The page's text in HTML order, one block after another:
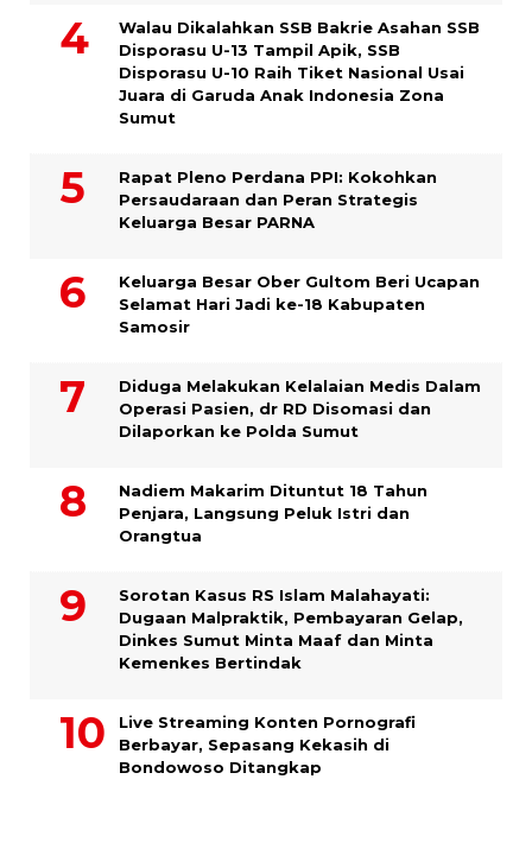
Walau Dikalahkan SSB Bakrie Asahan SSB
Disporasu U-13 Tampil Apik, SSB
Disporasu U-10 Raih Tiket Nasional Usai
Juara di Garuda Anak Indonesia Zona
Sumut
Rapat Pleno Perdana PPI: Kokohkan
Persaudaraan dan Peran Strategis
Keluarga Besar PARNA
Keluarga Besar Ober Gultom Beri Ucapan
Selamat Hari Jadi ke-18 Kabupaten
Samosir
Diduga Melakukan Kelalaian Medis Dalam
Operasi Pasien, dr RD Disomasi dan
Dilaporkan ke Polda Sumut
​Nadiem Makarim Dituntut 18 Tahun
Penjara, Langsung Peluk Istri dan
Orangtua
Sorotan Kasus RS Islam Malahayati:
Dugaan Malpraktik, Pembayaran Gelap,
Dinkes Sumut Minta Maaf dan Minta
Kemenkes Bertindak
Live Streaming Konten Pornografi
Berbayar, Sepasang Kekasih di
Bondowoso Ditangkap